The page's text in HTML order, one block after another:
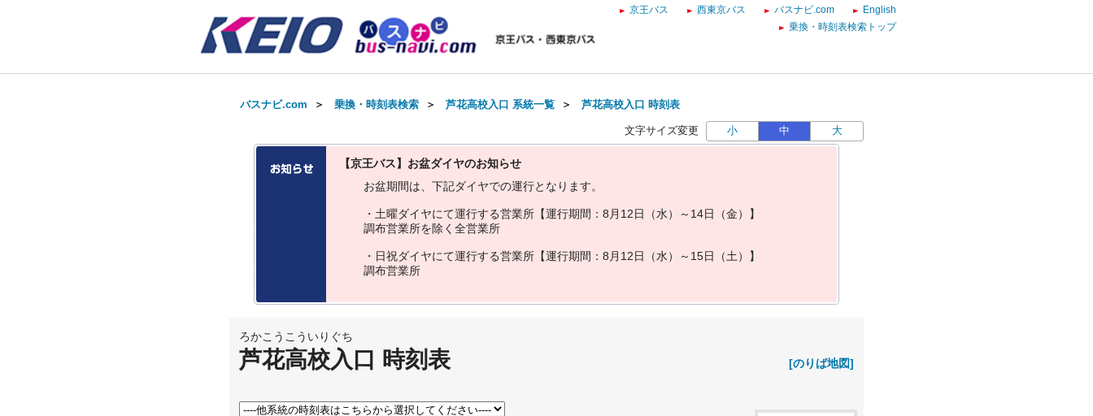
京王バス 西東京バス バスナビ.com
English
乗換・時刻表検索トップ
バスナビ.com ＞ 乗換・時刻表検索 ＞ 芦花高校入口 系統一覧 ＞ 芦花高校入口 時刻表
文字サイズ変更 小 中 大
【京王バス】お盆ダイヤのお知らせ
お盆期間は 下記ダイヤでの運行と な り ます。
・ 土曜ダイヤにて運行する営業所 【運行期間 ： 8 月 1 2日 （水） ～ 14日 （金）
】
調布営業所を除 く 全営業所
・ 日祝ダイヤにて運行する営業所 【運行期間 ： 8 月 1 2日 （水） ～ 15日 （土）
】
調布営業所
ろかこうこういりぐち
芦花高校入口 時刻表 [のりば地図]